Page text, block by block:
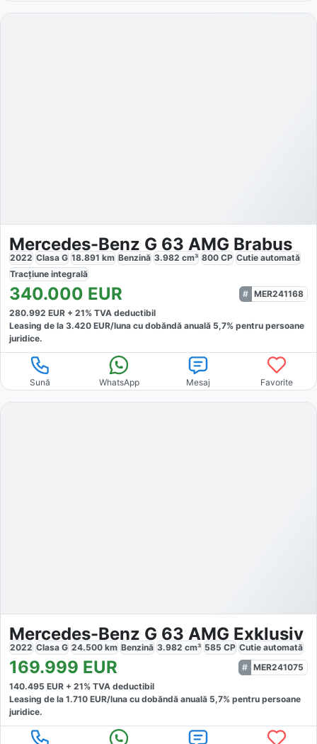
Mercedes-Benz G 63 AMG Brabus
2022 Clasa G 18.891 km Benzină 3.982 cm³ 800 CP Cutie automată
Tracțiune integrală
340.000 EUR
MER241168
280.992 EUR + 21% TVA deductibil
Leasing de la 3.420 EUR/luna cu dobăndă anuală 5,7% pentru persoane
juridice.
Sună WhatsApp Mesaj Favorite
Mercedes-Benz G 63 AMG Exklusiv
2022 Clasa G 24.500 km Benzină 3.982 cm³ 585 CP Cutie automată
169.999 EUR
MER241075
140.495 EUR + 21% TVA deductibil
Leasing de la 1.710 EUR/luna cu dobăndă anuală 5,7% pentru persoane
juridice.